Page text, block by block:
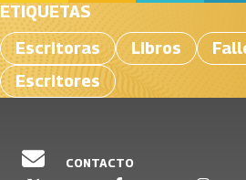
ETIQUETAS
Escritoras
Libros
Escritores
CONTACTO